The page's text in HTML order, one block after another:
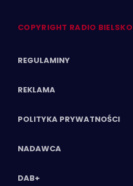
COPYRIGHT RADIO BIELSKO
REGULAMINY
REKLAMA
POLITYKA PRYWATNOŚCI
NADAWCA
DAB+